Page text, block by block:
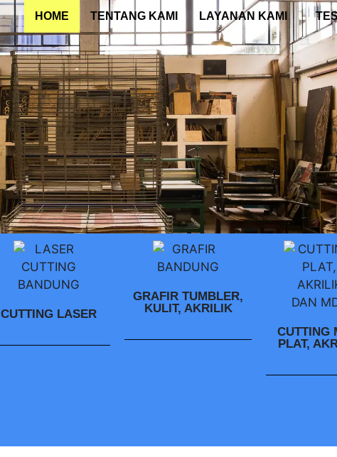
HOME TENTANG KAMI LAYANAN KAMI
CUTTING LASER
GRAFIR TUMBLER,
KULIT, AKRILIK
CUTTING
PLAT,